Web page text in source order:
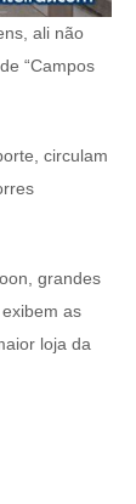
ali não
“Campos
circulam
grandes
as
loja da